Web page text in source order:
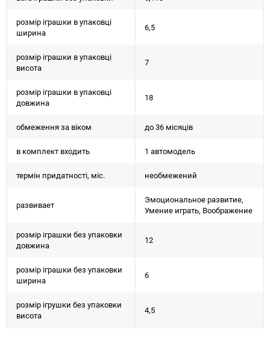
розмір іграшки в упаковці
ширина
6,5
розмір іграшки в упаковці
висота
7
розмір іграшки в упаковці
довжина
18
обмеження за віком до 36 місяців
в комплект входить 1 автомодель
термін придатності, міс. необмежений
развивает
Эмоциональное развитие,
Умение играть, Воображение
розмір іграшки без упаковки
довжина
12
розмір іграшки без упаковки
ширина
6
розмір ігрушки без упаковки
висота
4,5